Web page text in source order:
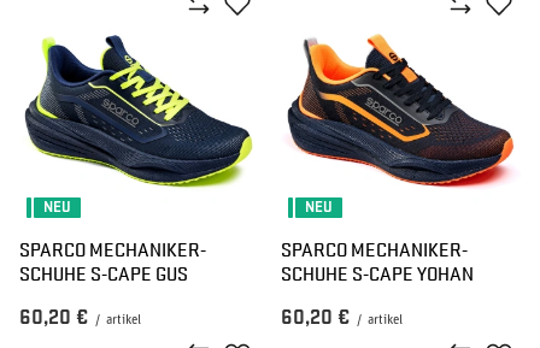
NEU
SPARCO MECHANIKER-
SCHUHE S-CAPE GUS
60,20 € / artikel
NEU
SPARCO MECHANIKER-
SCHUHE S-CAPE YOHAN
60,20 € / artikel